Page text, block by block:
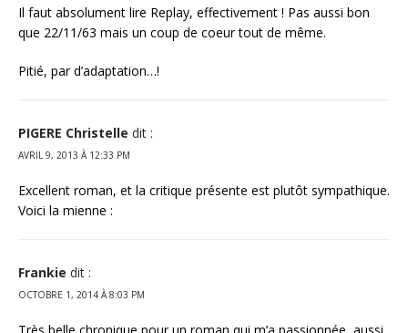
Il faut absolument lire Replay, effectivement ! Pas aussi bon
que 22/11/63 mais un coup de coeur tout de même.
Pitié, par d’adaptation…!
PIGERE Christelle dit :
AVRIL 9, 2013 À 12:33 PM
Excellent roman, et la critique présente est plutôt sympathique.
Voici la mienne :
Frankie dit :
OCTOBRE 1, 2014 À 8:03 PM